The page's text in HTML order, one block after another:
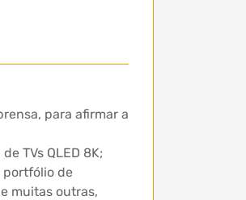
para afirmar a
TVs QLED 8K;
portfólio de
muitas outras,